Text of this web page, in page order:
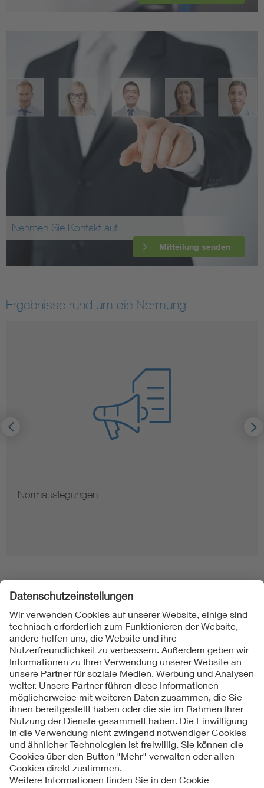
Nehmen Sie Kontakt auf
Mitteilung senden
Ergebnisse rund um die Normung
Normauslegungen
Folgen Sie uns
Kontakt
Impressum
Datenschutzinformationen